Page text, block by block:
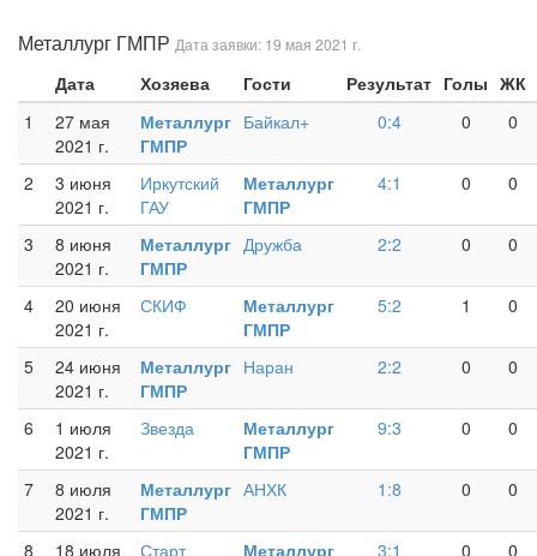
Металлург ГМПР Дата заявки: 19 мая 2021 г.
Дата Хозяева Гости Результат Голы ЖК
1
27 мая
2021 г.
Металлург
ГМПР
Байкал+ 0:4 0 0
2
3 июня
2021 г.
Иркутский
ГАУ
Металлург
ГМПР
4:1 0 0
3
8 июня
2021 г.
Металлург
ГМПР
Дружба 2:2 0 0
4
20 июня
2021 г.
СКИФ
Металлург
ГМПР
5:2 1 0
5
24 июня
2021 г.
Металлург
ГМПР
Наран 2:2 0 0
6
1 июля
2021 г.
Звезда
Металлург
ГМПР
9:3 0 0
7
8 июля
2021 г.
Металлург
ГМПР
АНХК 1:8 0 0
8
18 июля
Старт
Металлург
3:1 0 0